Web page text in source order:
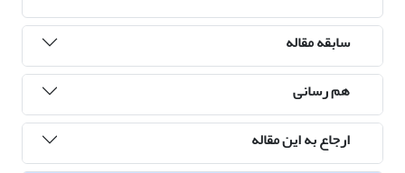
سابقه مقاله
هم رسانی
ارجاع به این مقاله